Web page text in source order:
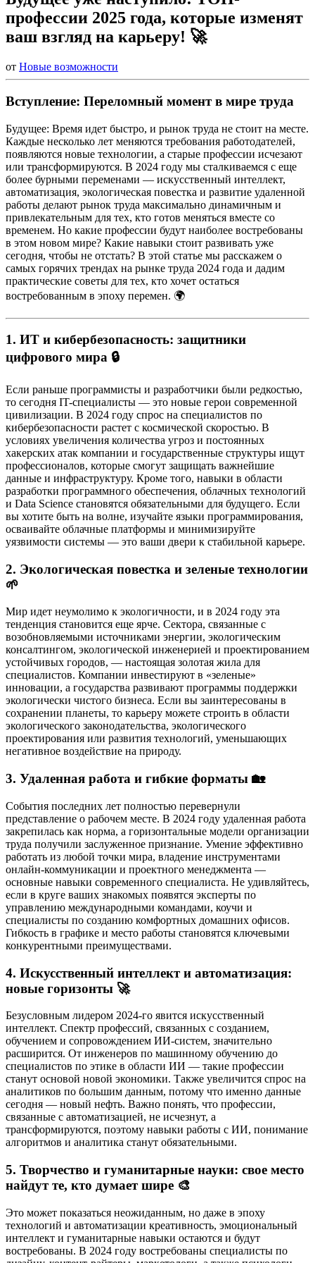
профессии 2025 года, которые изменят
ваш взгляд на карьеру! 🚀
от Новые возможности
Вступление: Переломный момент в мире труда
Будущее: Время идет быстро, и рынок труда не стоит на месте.
Каждые несколько лет меняются требования работодателей,
появляются новые технологии, а старые профессии исчезают
или трансформируются. В 2024 году мы сталкиваемся с еще
более бурными переменами — искусственный интеллект,
автоматизация, экологическая повестка и развитие удаленной
работы делают рынок труда максимально динамичным и
привлекательным для тех, кто готов меняться вместе со
временем. Но какие профессии будут наиболее востребованы
в этом новом мире? Какие навыки стоит развивать уже
сегодня, чтобы не отстать? В этой статье мы расскажем о
самых горячих трендах на рынке труда 2024 года и дадим
практические советы для тех, кто хочет остаться
востребованным в эпоху перемен. 🌍
1. ИТ и кибербезопасность: защитники
цифрового мира 🔒
Если раньше программисты и разработчики были редкостью,
то сегодня IT-специалисты — это новые герои современной
цивилизации. В 2024 году спрос на специалистов по
кибербезопасности растет с космической скоростью. В
условиях увеличения количества угроз и постоянных
хакерских атак компании и государственные структуры ищут
профессионалов, которые смогут защищать важнейшие
данные и инфраструктуру. Кроме того, навыки в области
разработки программного обеспечения, облачных технологий
и Data Science становятся обязательными для будущего. Если
вы хотите быть на волне, изучайте языки программирования,
осваивайте облачные платформы и минимизируйте
уязвимости системы — это ваши двери к стабильной карьере.
2. Экологическая повестка и зеленые технологии
🌱
Мир идет неумолимо к экологичности, и в 2024 году эта
тенденция становится еще ярче. Сектора, связанные с
возобновляемыми источниками энергии, экологическим
консалтингом, экологической инженерией и проектированием
устойчивых городов, — настоящая золотая жила для
специалистов. Компании инвестируют в «зеленые»
инновации, а государства развивают программы поддержки
экологически чистого бизнеса. Если вы заинтересованы в
сохранении планеты, то карьеру можете строить в области
экологического законодательства, экологического
проектирования или развития технологий, уменьшающих
негативное воздействие на природу.
3. Удаленная работа и гибкие форматы 🏡
События последних лет полностью перевернули
представление о рабочем месте. В 2024 году удаленная работа
закрепилась как норма, а горизонтальные модели организации
труда получили заслуженное признание. Умение эффективно
работать из любой точки мира, владение инструментами
онлайн-коммуникации и проектного менеджмента —
основные навыки современного специалиста. Не удивляйтесь,
если в круге ваших знакомых появятся эксперты по
управлению международными командами, коучи и
специалисты по созданию комфортных домашних офисов.
Гибкость в графике и место работы становятся ключевыми
конкурентными преимуществами.
4. Искусственный интеллект и автоматизация:
новые горизонты 🚀
Безусловным лидером 2024-го явится искусственный
интеллект. Спектр профессий, связанных с созданием,
обучением и сопровождением ИИ-систем, значительно
расширится. От инженеров по машинному обучению до
специалистов по этике в области ИИ — такие профессии
станут основой новой экономики. Также увеличится спрос на
аналитиков по большим данным, потому что именно данные
сегодня — новый нефть. Важно понять, что профессии,
связанные с автоматизацией, не исчезнут, а
трансформируются, поэтому навыки работы с ИИ, понимание
алгоритмов и аналитика станут обязательными.
5. Творчество и гуманитарные науки: свое место
найдут те, кто думает шире 🎨
Это может показаться неожиданным, но даже в эпоху
технологий и автоматизации креативность, эмоциональный
интеллект и гуманитарные навыки остаются и будут
востребованы. В 2024 году востребованы специалисты по